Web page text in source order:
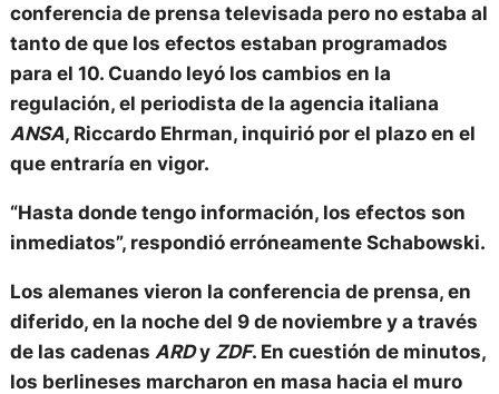
conferencia de prensa televisada pero no estaba al
tanto de que los efectos estaban programados
para el 10.Cuando leyó los cambios en la
regulación, el periodista de la agencia italiana
ANSA, Riccardo Ehrman, inquirió por el plazo en el
que entraría en vigor.
“Hasta donde tengo información, los efectos son
inmediatos”,respondió erróneamente Schabowski.
Los alemanes vieron la conferencia de prensa, en
diferido, en la noche del 9 de noviembre y a través
de las cadenas ARDy ZDF. En cuestión de minutos,
los berlineses marcharon en masa hacia el muro